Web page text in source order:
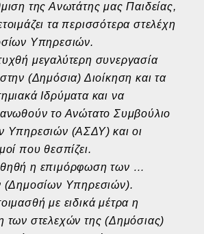
της Ανωτάτης μας Παιδείας,
τα περισσότερα στελέχη
Υπηρεσιών.
μεγαλύτερη συνεργασία
(Δημόσια) Διοίκηση και τα
Ιδρύματα και να
το Ανώτατο Συμβούλιο
Υπηρεσιών (ΑΣΔΥ) και οι
που θεσπίζει.
η επιμόρφωση των …
(Δημοσίων Υπηρεσιών).
με ειδικά μέτρα η
των στελεχών της (Δημόσιας)